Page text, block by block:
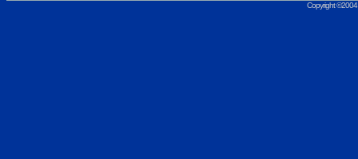
Copyright ©2004